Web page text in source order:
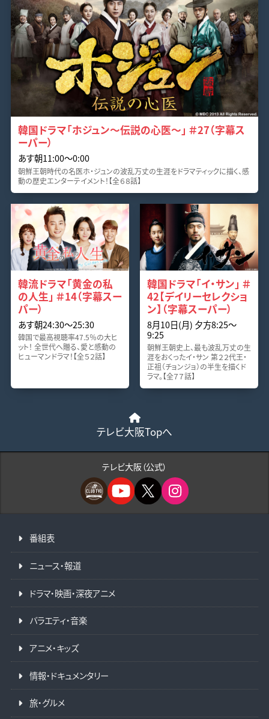
韓国ドラマ「ホジュン～伝説の心医～」 ＃27（字幕ス
ーパー）
あす朝11:00〜0:00
朝鮮王朝時代の名医ホ・ジュンの波乱万丈の生涯をドラマティックに描く、感
動の歴史エンターテイメント！【全６８話】
韓流ドラマ「黄金の私
の人生」 ＃14（字幕スー
パー）
あす朝24:30〜25:30
韓国で最高視聴率47.5％の大ヒ
ット！ 全世代へ贈る、愛と感動の
ヒューマンドラマ！【全５２話】
韓国ドラマ「イ・サン」 ＃
42【デイリーセレクショ
ン】（字幕スーパー）
8月10日(月) 夕方8:25〜
9:25
朝鮮王朝史上、最も波乱万丈の生
涯をおくったイ・サン 第２２代王・
正祖（チョンジョ）の半生を描くド
ラマ。【全７７話】
テレビ大阪Topへ
テレビ大阪（公式）
番組表
ニュース・報道
ドラマ・映画・深夜アニメ
バラエティ・音楽
アニメ・キッズ
情報・ドキュメンタリー
旅・グルメ